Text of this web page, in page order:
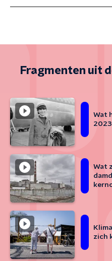
Fragmenten uit
Wat
Wat
zich